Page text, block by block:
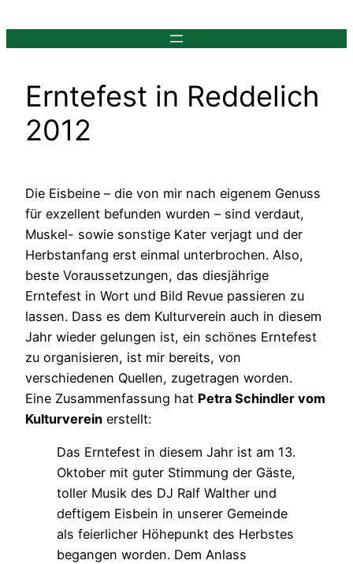
Erntefest in Reddelich
2012
Die Eisbeine – die von mir nach eigenem Genuss
für exzellent befunden wurden – sind verdaut,
Muskel- sowie sonstige Kater verjagt und der
Herbstanfang erst einmal unterbrochen. Also,
beste Voraussetzungen, das diesjährige
Erntefest in Wort und Bild Revue passieren zu
lassen. Dass es dem Kulturverein auch in diesem
Jahr wieder gelungen ist, ein schönes Erntefest
zu organisieren, ist mir bereits, von
verschiedenen Quellen, zugetragen worden.
Eine Zusammenfassung hat Petra Schindler vom
Kulturverein erstellt:
Das Erntefest in diesem Jahr ist am 13.
Oktober mit guter Stimmung der Gäste,
toller Musik des DJ Ralf Walther und
deftigem Eisbein in unserer Gemeinde
als feierlicher Höhepunkt des Herbstes
begangen worden. Dem Anlass